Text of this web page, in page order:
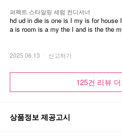
퍼펙트 스타일링 세럼 컨디셔너
hd ud in die is one is I my is for house
a is room is a my the I and is the the
2025.06.13 신고하기
125건 리뷰
상품정보 제공고시